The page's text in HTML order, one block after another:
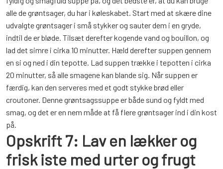
alle de grøntsager, du har i køleskabet. Start med at skære dine
udvalgte grøntsager i små stykker og sauter dem i en gryde,
indtil de er bløde. Tilsæt derefter kogende vand og bouillon, og
lad det simre i cirka 10 minutter. Hæld derefter suppen gennem
en si og ned i din tepotte. Lad suppen trække i tepotten i cirka
20 minutter, så alle smagene kan blande sig. Når suppen er
færdig, kan den serveres med et godt stykke brød eller
croutoner. Denne grøntsagssuppe er både sund og fyldt med
smag, og det er en nem måde at få flere grøntsager ind i din kost
på.
Opskrift 7: Lav en lækker og
frisk iste med urter og frugt